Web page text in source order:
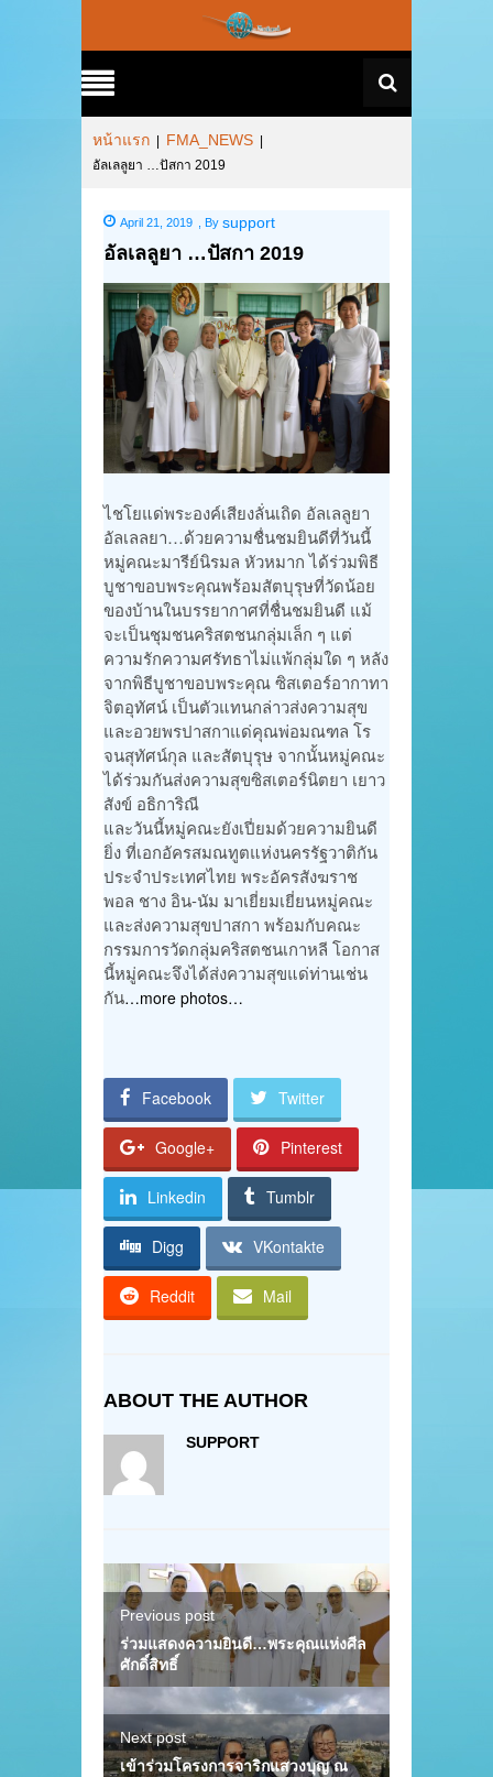
หน้าแรก FMA_NEWS
อัลเลลูยา …ปัสกา 2019
April 21, 2019 By support
อัลเลลูยา …ปัสกา 2019
ไชโยแด่พระองค์เสียงลั่นเถิด อัลเลลูยา
อัลเลลยา…ด้วยความชื่นชมยินดีที่วันนี้
หมู่คณะมารีย์นิรมล หัวหมาก ได้ร่วมพิธี
บูชาขอบพระคุณพร้อมสัตบุรุษที่วัดน้อย
ของบ้านในบรรยากาศที่ชื่นชมยินดี แม้
จะเป็นชุมชนคริสตชนกลุ่มเล็ก ๆ แต่
ความรักความศรัทธาไม่แพ้กลุ่มใด ๆ หลัง
จากพิธีบูชาขอบพระคุณ ซิสเตอร์อากาทา
จิตอุทัศน์ เป็นตัวแทนกล่าวส่งความสุข
และอวยพรปาสกาแด่คุณพ่อมณฑล โร
จนสุทัศน์กุล และสัตบุรุษ จากนั้นหมู่คณะ
ได้ร่วมกันส่งความสุขซิสเตอร์นิตยา เยาว
สังข์ อธิการิณี
และวันนี้หมู่คณะยังเปี่ยมด้วยความยินดี
ยิ่ง ที่เอกอัครสมณทูตแห่งนครรัฐวาติกัน
ประจำประเทศไทย พระอัครสังฆราช
พอล ชาง อิน-นัม มาเยี่ยมเยี่ยนหมู่คณะ
และส่งความสุขปาสกา พร้อมกับคณะ
กรรมการวัดกลุ่มคริสตชนเกาหลี โอกาส
นี้หมู่คณะจึงได้ส่งความสุขแด่ท่านเช่น
กัน…more photos…
Facebook Twitter
Google+ Pinterest
Linkedin Tumblr
Digg VKontakte
Reddit Mail
ABOUT THE AUTHOR
SUPPORT
Previous post
ร่วมแสดงความยินดี…พระคุณแห่งศีล
ศักดิ์สิทธิ์
Next post
เข้าร่วมโครงการจาริกแสวงบุญ ณ